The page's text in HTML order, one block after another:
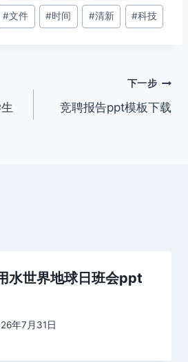
#文件 #时间 #清新 #科技
下一步
竞聘报告ppt模板下载
水世界地球日班会ppt
年7月31日